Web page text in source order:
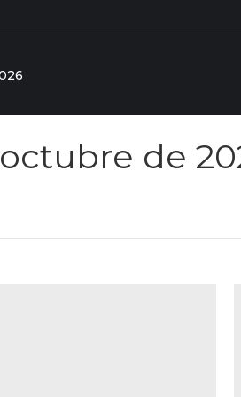
de